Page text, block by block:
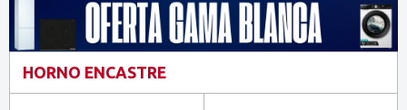
HORNO ENCASTRE